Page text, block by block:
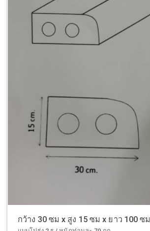
กว้าง 30 ซม x สูง 15 ซม x ยาว 100 ซม